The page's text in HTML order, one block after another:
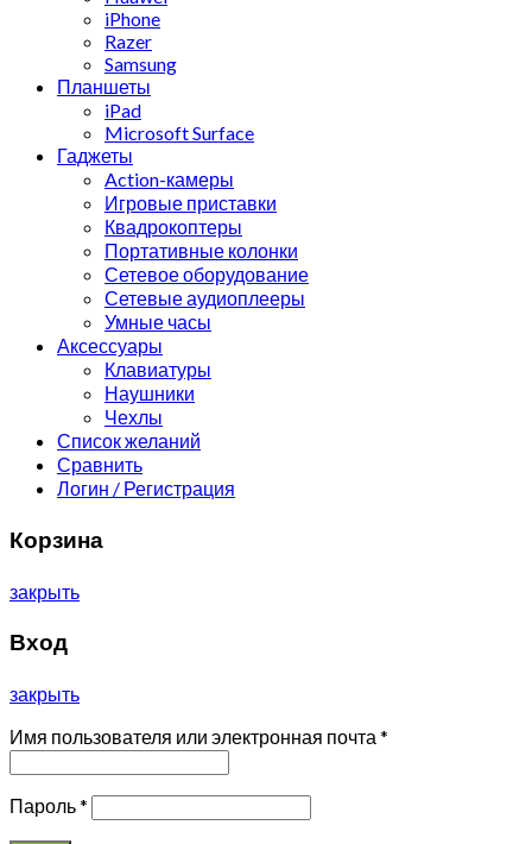
iPhone
Razer
Samsung
Планшеты
iPad
Microsoft Surface
Гаджеты
Action-камеры
Игровые приставки
Квадрокоптеры
Портативные колонки
Сетевое оборудование
Сетевые аудиоплееры
Умные часы
Аксессуары
Клавиатуры
Наушники
Чехлы
Список желаний
Сравнить
Логин / Регистрация
Корзина
закрыть
Вход
закрыть
Имя пользователя или электронная почта *
Пароль*